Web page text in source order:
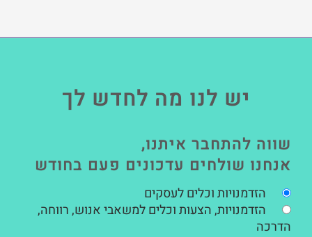
יש לנו מה לחדש לך
שווה להתחבר איתנו,
אנחנו שולחים עדכונים פעם בחודש
הזדמנויות וכלים לעסקים
הזדמנויות, הצעות וכלים למשאבי אנוש, רווחה,
הדרכה